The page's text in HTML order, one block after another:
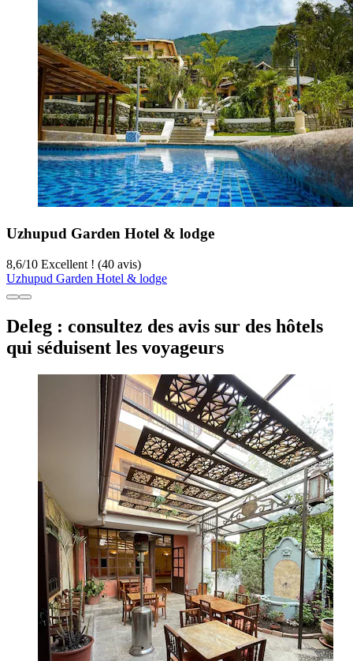
Uzhupud Garden Hotel & lodge
8,6/10 Excellent ! (40 avis)
Uzhupud Garden Hotel & lodge
Deleg : consultez des avis sur des hôtels
qui séduisent les voyageurs